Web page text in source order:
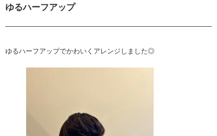
ゆるハーフアップ
ゆるハーフアップでかわいくアレンジしました◎